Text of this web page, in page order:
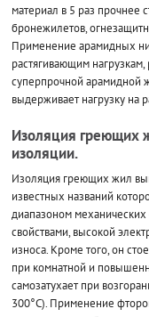
материал в 5 раз прочнее
бронежилетов,
Применение арамидных
растягивающим
суперпрочной арамидной
выдерживает нагрузку
Изоляция греющих
изоляции.
Изоляция греющих жил
известных названий
диапазоном
свойствами, высокой
износа. Кроме того, он
при комнатной и
самозатухает при
300°С). Применение